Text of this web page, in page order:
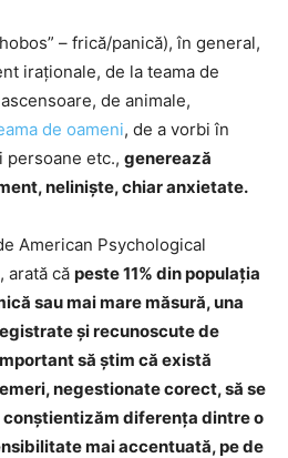
– frică/panică), în general,
iraţionale, de la teama de
de animale,
de oameni, de a vorbi în
persoane etc., generează
nelinişte, chiar anxietate.
American Psychological
arată că peste 11% din populaţia
sau mai mare măsură, una
şi recunoscute de
să ştim că există
negestionate corect, să se
diferenţa dintre o
mai accentuată, pe de